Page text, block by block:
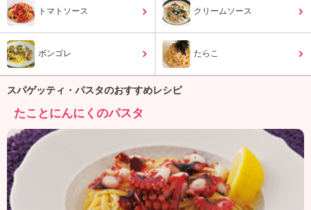
ケ
ョ
「
ん
の
き
ょ
う
トマトソース クリームソース
ボンゴレ たらこ
スパゲッティ・パスタのおすすめレシピ
たことにんにくのパスタ